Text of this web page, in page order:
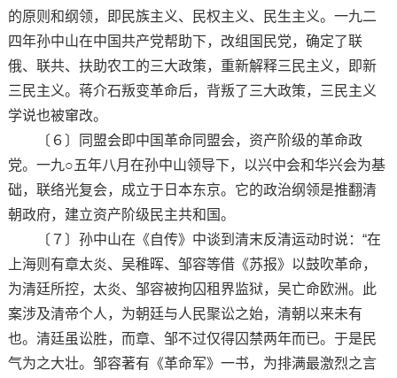
的原则和纲领，即民族主义、民权主义、民生主义。一九二
四年孙中山在中国共产党帮助下，改组国民党，确定了联
俄、联共、扶助农工的三大政策，重新解释三民主义，即新
三民主义。蒋介石叛变革命后，背叛了三大政策，三民主义
学说也被窜改。
〔６〕同盟会即中国革命同盟会，资产阶级的革命政
党。一九○五年八月在孙中山领导下，以兴中会和华兴会为基
础，联络光复会，成立于日本东京。它的政治纲领是推翻清
朝政府，建立资产阶级民主共和国。
〔７〕孙中山在《自传》中谈到清末反清运动时说：“在
上海则有章太炎、吴稚晖、邹容等借《苏报》以鼓吹革命，
为清廷所控，太炎、邹容被拘囚租界监狱，吴亡命欧洲。此
案涉及清帝个人，为朝廷与人民聚讼之始，清朝以来未有
也。清廷虽讼胜，而章、邹不过仅得囚禁两年而已。于是民
气为之大壮。邹容著有《革命军》一书，为排满最激烈之言